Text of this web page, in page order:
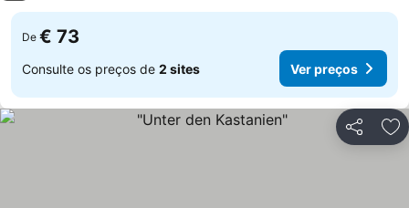
De € 73
Consulte os preços de 2 sites Ver preços
Partilhar